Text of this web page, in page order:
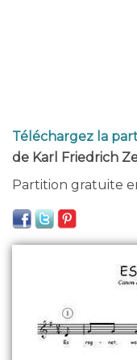
Téléchargez la
de Karl Friedrich
Partition gratuite